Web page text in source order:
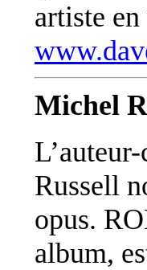
artiste
Michel
Russell
opus.
album,